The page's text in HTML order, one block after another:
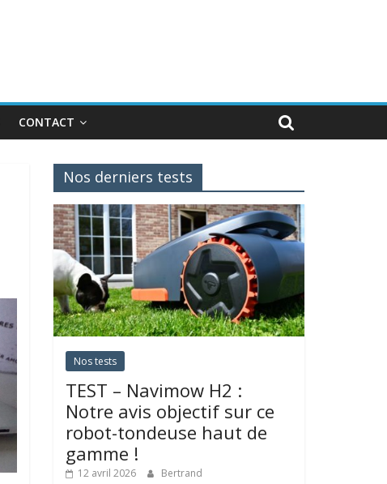
CONTACT
Nos derniers tests
Nos tests
TEST – Navimow H2 :
Notre avis objectif sur ce
robot-tondeuse haut de
gamme !
12 avril 2026 Bertrand